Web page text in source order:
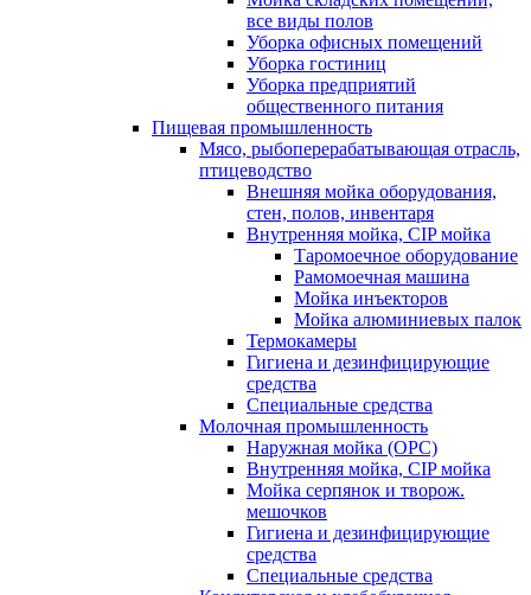
все виды полов
Уборка офисных помещений
Уборка гостиниц
Уборка предприятий
общественного питания
Пищевая промышленность
Мясо, рыбоперерабатывающая отрасль,
птицеводство
Внешняя мойка оборудования,
стен, полов, инвентаря
Внутренняя мойка, CIP мойка
Таромоечное оборудование
Рамомоечная машина
Мойка инъекторов
Мойка алюминиевых палок
Термокамеры
Гигиена и дезинфицирующие
средства
Специальные средства
Молочная промышленность
Наружная мойка (ОРС)
Внутренняя мойка, CIP мойка
Мойка серпянок и творож.
мешочков
Гигиена и дезинфицирующие
средства
Специальные средства